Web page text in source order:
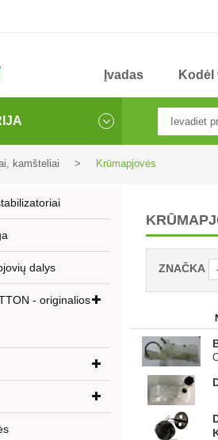
Įvadas Kodėl
kamšteliai > Krūmapjovės
dalys
- originalios
ZNAČKA